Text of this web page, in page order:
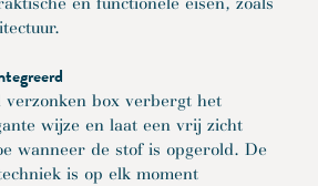
box verbergt het
wijze en laat een vrij zicht
wanneer de stof is opgerold. De
is op elk moment